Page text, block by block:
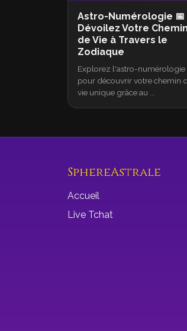
Astro-Numérologie 📅
Dévoilez Votre Chemin
de Vie à Travers le
Zodiaque
Explorez l'astro-numérologie
pour découvrir votre chemin
vie unique grâce au ...
SphereAstrale
Accueil
Live Tchat